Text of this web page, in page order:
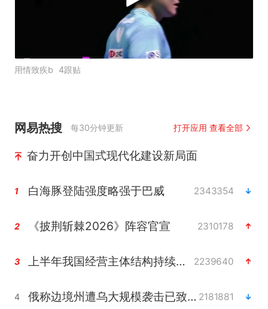
用情致疾b 4跟贴
网易热搜 每30分钟更新 打开应用 查看全部
奋力开创中国式现代化建设新局面
1 白海豚登陆强度略强于巴威 2343354
2 《披荆斩棘2026》阵容官宣 2310178
3 上半年我国经营主体结构持续优化 2239640
4 俄称边境州遭乌大规模袭击已致13伤 2181881